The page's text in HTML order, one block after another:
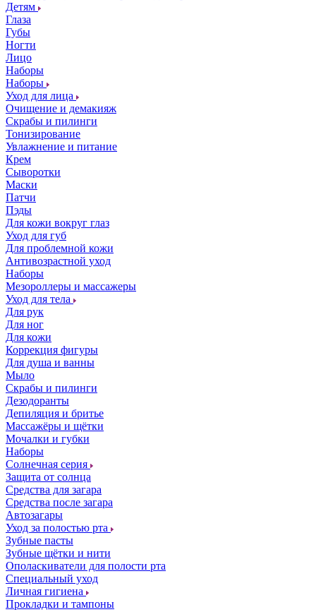
Детям
Глаза
Губы
Ногти
Лицо
Наборы
Наборы
Уход для лица
Очищение и демакияж
Скрабы и пилинги
Тонизирование
Увлажнение и питание
Крем
Сыворотки
Маски
Патчи
Пэды
Для кожи вокруг глаз
Уход для губ
Для проблемной кожи
Антивозрастной уход
Наборы
Мезороллеры и массажеры
Уход для тела
Для рук
Для ног
Для кожи
Коррекция фигуры
Для душа и ванны
Мыло
Скрабы и пилинги
Дезодоранты
Депиляция и бритье
Массажёры и щётки
Мочалки и губки
Наборы
Солнечная серия
Защита от солнца
Средства для загара
Средства после загара
Автозагары
Уход за полостью рта
Зубные пасты
Зубные щётки и нити
Ополаскиватели для полости рта
Специальный уход
Личная гигиена
Прокладки и тампоны